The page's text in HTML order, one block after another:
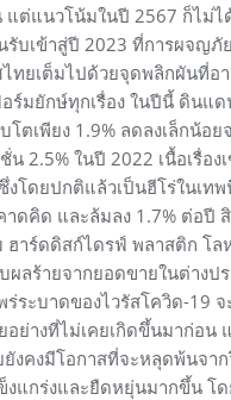
แต่แนวโน้มในปี 2567 ก็ไม่
บเข้าสู่ปี 2023 ที่การผจญภั
ไทยเต็มไปด้วยจุดพลิกผันที่อ
ร์มยักษ์ทุกเรื่อง ในปีนี้ ดินแ
โตเพียง 1.9% ลดลงเล็กน้อ
2.5% ในปี 2022 เนื้อเรื่อง
งโดยปกติแล้วเป็นฮีโร่ในเท
าดคิด และล้มลง 1.7% ต่อปี
ฮาร์ดดิสก์ไดรฟ์ พลาสติก โล
ผลร้ายจากยอดขายในต่างป
ระบาดของไวรัสโควิด-19 จ
อย่างที่ไม่เคยเกิดขึ้นมาก่อน
ยังคงมีโอกาสที่จะหลุดพ้นจา
งแกร่งและยืดหยุ่นมากขึ้น โด